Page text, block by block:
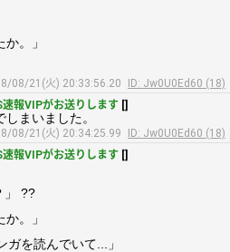
。」
08/21(火) 20:33:56.20
ID: Jw0U0Ed60 (18)
報VIPがお送りします []
まいました。
08/21(火) 20:34:25.99
ID: Jw0U0Ed60 (18)
報VIPがお送りします []
」 ??
。」
を読んでいて...」